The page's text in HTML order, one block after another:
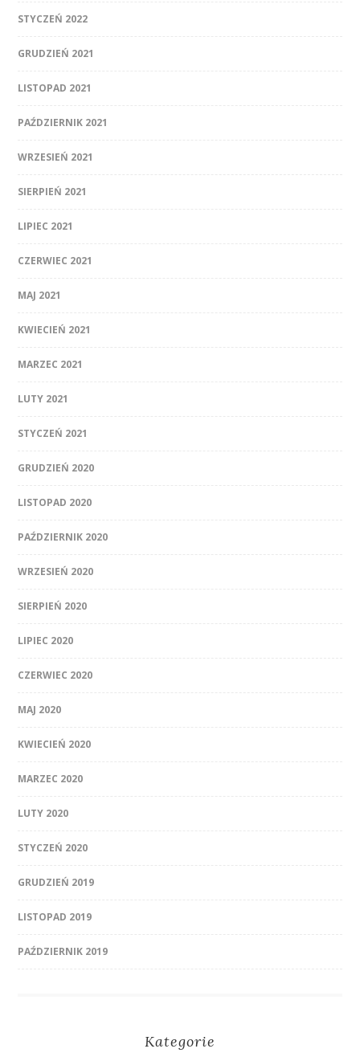
STYCZEŃ 2022
GRUDZIEŃ 2021
LISTOPAD 2021
PAŹDZIERNIK 2021
WRZESIEŃ 2021
SIERPIEŃ 2021
LIPIEC 2021
CZERWIEC 2021
MAJ 2021
KWIECIEŃ 2021
MARZEC 2021
LUTY 2021
STYCZEŃ 2021
GRUDZIEŃ 2020
LISTOPAD 2020
PAŹDZIERNIK 2020
WRZESIEŃ 2020
SIERPIEŃ 2020
LIPIEC 2020
CZERWIEC 2020
MAJ 2020
KWIECIEŃ 2020
MARZEC 2020
LUTY 2020
STYCZEŃ 2020
GRUDZIEŃ 2019
LISTOPAD 2019
PAŹDZIERNIK 2019
Kategorie